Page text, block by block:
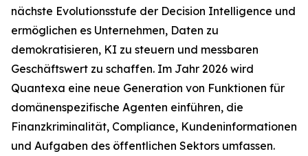
nächste Evolutionsstufe der Decision Intelligence und
ermöglichen es Unternehmen, Daten zu
demokratisieren, KI zu steuern und messbaren
Geschäftswert zu schaffen. Im Jahr 2026 wird
Quantexa eine neue Generation von Funktionen für
domänenspezifische Agenten einführen, die
Finanzkriminalität, Compliance, Kundeninformationen
und Aufgaben des öffentlichen Sektors umfassen.